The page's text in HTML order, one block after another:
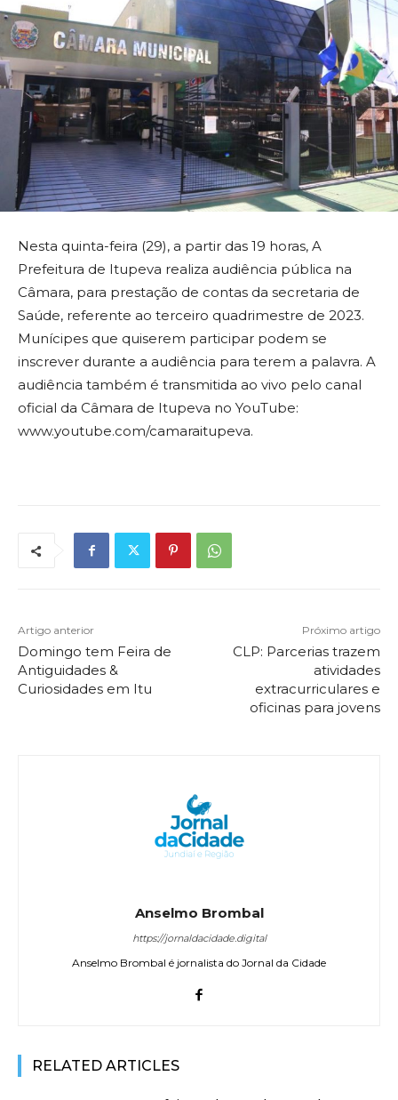
Nesta quinta-feira (29), a partir das 19 horas, A
Prefeitura de Itupeva realiza audiência pública na
Câmara, para prestação de contas da secretaria de
Saúde, referente ao terceiro quadrimestre de 2023.
Munícipes que quiserem participar podem se
inscrever durante a audiência para terem a palavra. A
audiência também é transmitida ao vivo pelo canal
oficial da Câmara de Itupeva no YouTube:
www.youtube.com/camaraitupeva.
Artigo anterior
Domingo tem Feira de
Antiguidades &
Curiosidades em Itu
Próximo artigo
CLP: Parcerias trazem
atividades
extracurriculares e
oficinas para jovens
Anselmo Brombal
https://jornaldacidade.digital
Anselmo Brombal é jornalista do Jornal da Cidade
RELATED ARTICLES